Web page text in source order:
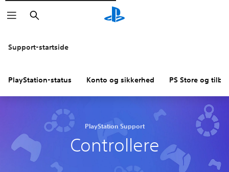
Søg
Support-startside
PlayStation-status Konto og sikkerhed PS Store og
PlayStation Support
Controllere